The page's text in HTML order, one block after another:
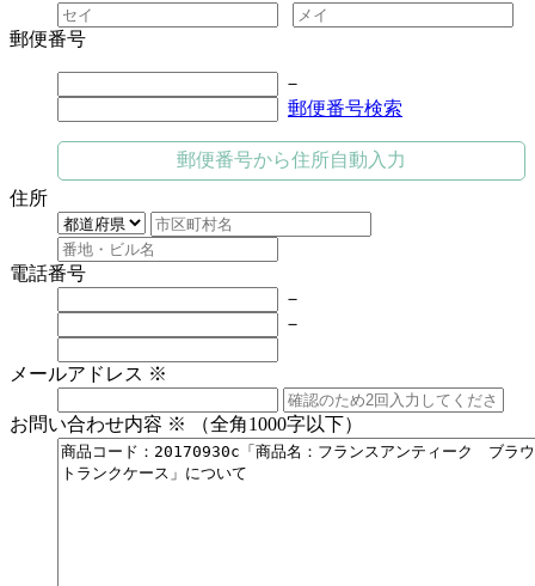
郵便番号
－
郵便番号検索
郵便番号から住所自動入力
住所
電話番号
－
－
メールアドレス ※
お問い合わせ内容 ※ （全角1000字以下）